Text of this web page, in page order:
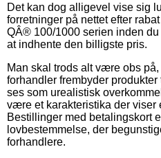
Det kan dog alligevel vise sig
forretninger på nettet efter
QÂ® 100/1000 serien inden
at indhente den billigste pris.
Man skal trods alt være obs
forhandler frembyder
ses som urealistisk
være et karakteristika der viser
Bestillinger med betalingskort
lovbestemmelse, der
forhandlere.